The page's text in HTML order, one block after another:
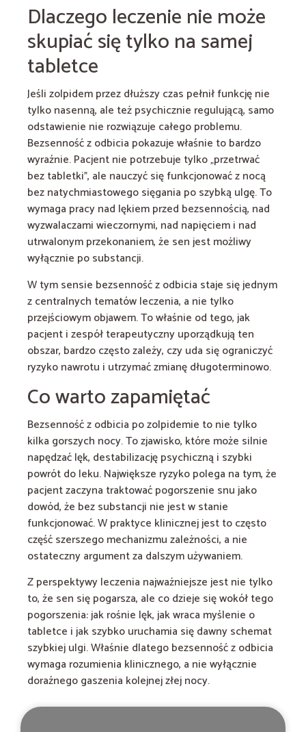
Dlaczego leczenie nie może
skupiać się tylko na samej
tabletce
Jeśli zolpidem przez dłuższy czas pełnił funkcję nie
tylko nasenną, ale też psychicznie regulującą, samo
odstawienie nie rozwiązuje całego problemu.
Bezsenność z odbicia pokazuje właśnie to bardzo
wyraźnie. Pacjent nie potrzebuje tylko „przetrwać
bez tabletki”, ale nauczyć się funkcjonować z nocą
bez natychmiastowego sięgania po szybką ulgę. To
wymaga pracy nad lękiem przed bezsennością, nad
wyzwalaczami wieczornymi, nad napięciem i nad
utrwalonym przekonaniem, że sen jest możliwy
wyłącznie po substancji.
W tym sensie bezsenność z odbicia staje się jednym
z centralnych tematów leczenia, a nie tylko
przejściowym objawem. To właśnie od tego, jak
pacjent i zespół terapeutyczny uporządkują ten
obszar, bardzo często zależy, czy uda się ograniczyć
ryzyko nawrotu i utrzymać zmianę długoterminowo.
Co warto zapamiętać
Bezsenność z odbicia po zolpidemie to nie tylko
kilka gorszych nocy. To zjawisko, które może silnie
napędzać lęk, destabilizację psychiczną i szybki
powrót do leku. Największe ryzyko polega na tym, że
pacjent zaczyna traktować pogorszenie snu jako
dowód, że bez substancji nie jest w stanie
funkcjonować. W praktyce klinicznej jest to często
część szerszego mechanizmu zależności, a nie
ostateczny argument za dalszym używaniem.
Z perspektywy leczenia najważniejsze jest nie tylko
to, że sen się pogarsza, ale co dzieje się wokół tego
pogorszenia: jak rośnie lęk, jak wraca myślenie o
tabletce i jak szybko uruchamia się dawny schemat
szybkiej ulgi. Właśnie dlatego bezsenność z odbicia
wymaga rozumienia klinicznego, a nie wyłącznie
doraźnego gaszenia kolejnej złej nocy.